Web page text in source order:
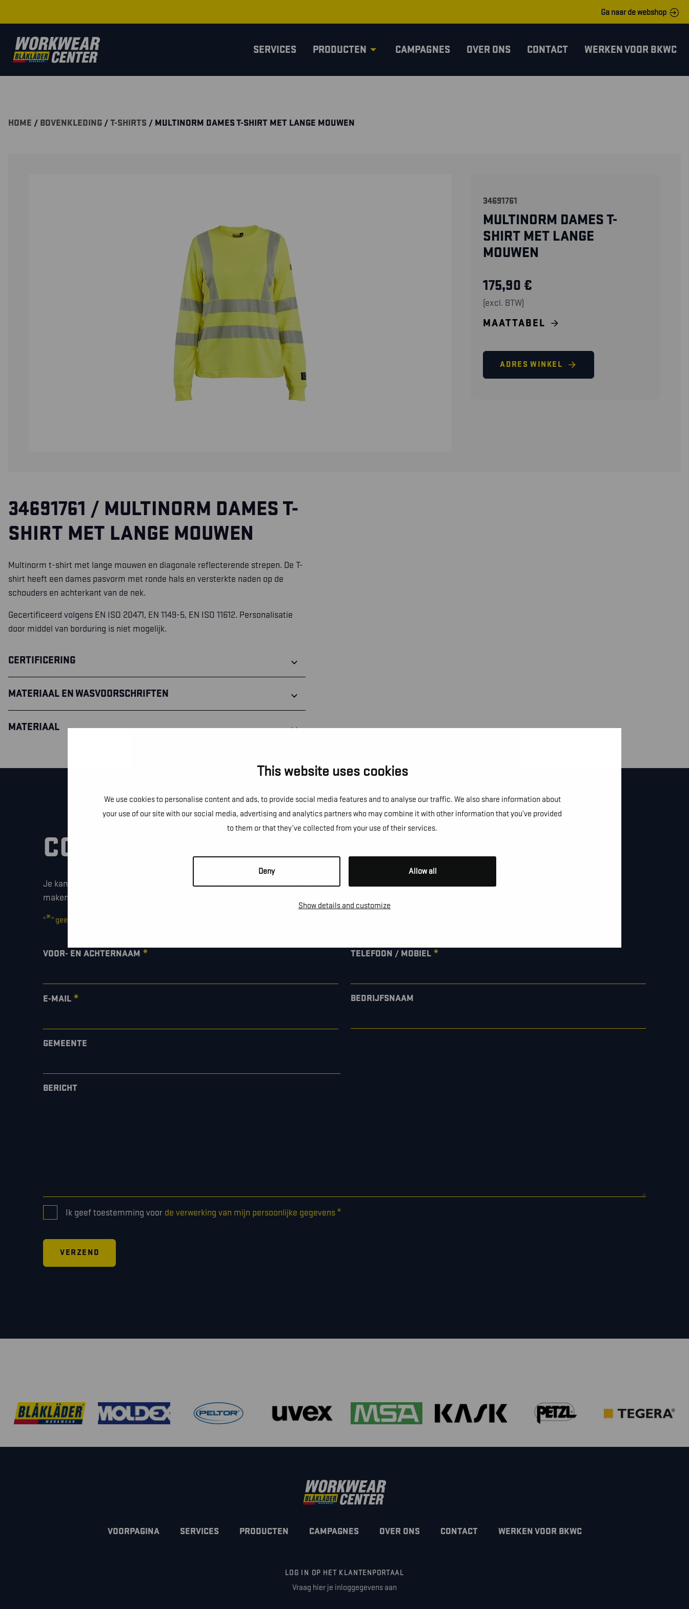
This website uses cookies
We use cookies to personalise content and ads, to provide social media features and to analyse our traffic. We also share information about
your use of our site with our social media, advertising and analytics partners who may combine it with other information that you’ve provided
to them or that they’ve collected from your use of their services.
Deny Allow all
Show details and customize
Ga naar de webshop
SERVICES PRODUCTEN CAMPAGNES OVER ONS CONTACT WERKEN VOOR BKWC
HOME / BOVENKLEDING /T-SHIRTS / MULTINORM DAMES T-SHIRT MET LANGE MOUWEN
34691761
MULTINORM DAMES T-
SHIRT MET LANGE
MOUWEN
175,90 €
(excl. BTW)
MAATTABEL
ADRES WINKEL
34691761 / MULTINORM DAMES T-
SHIRT MET LANGE MOUWEN
Multinorm t-shirt met lange mouwen en diagonale reflecterende strepen. De T-
shirt heeft een dames pasvorm met ronde hals en versterkte naden op de
schouders en achterkant van de nek.
Gecertificeerd volgens EN ISO 20471, EN 1149-5, EN ISO 11612. Personalisatie
door middel van borduring is niet mogelijk.
CERTIFICERING
MATERIAAL EN WASVOORSCHRIFTEN
MATERIAAL
CONTACTEER ONS!
Je kan dit formulier gebruiken om meer informatie te vragen, een afspraak te
maken of gewoon om even hallo te zeggen.
"*" geeft vereiste velden aan
VOOR- EN ACHTERNAAM * TELEFOON / MOBIEL *
E-MAIL * BEDRIJFSNAAM
GEMEENTE
BERICHT
CONSENT
*
Ik geef toestemming voor de verwerking van mijn persoonlijke gegevens*
VOORPAGINA SERVICES PRODUCTEN CAMPAGNES OVER ONS CONTACT WERKEN VOOR BKWC
LOG IN OP HET KLANTENPORTAAL
Vraag hier je inloggegevens aan